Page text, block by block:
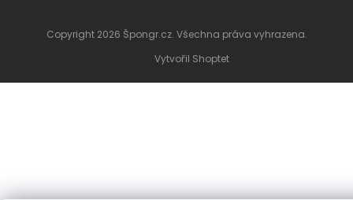
Vytvořil Shoptet
Copyright 2026 Špongr.cz. Všechna práva vyhrazena.